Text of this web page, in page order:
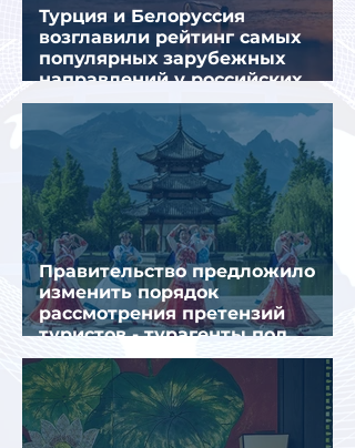
Турция и Белоруссия
возглавили рейтинг самых
популярных зарубежных
направлений у российских
туристов летом
Правительство предложило
изменить порядок
рассмотрения претензий
туристов - турагенты под
ударом!